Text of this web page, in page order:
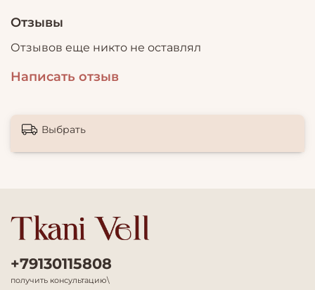
Отзывы
Отзывов еще никто не оставлял
Написать отзыв
Выбрать
+79130115808
получить консультацию\